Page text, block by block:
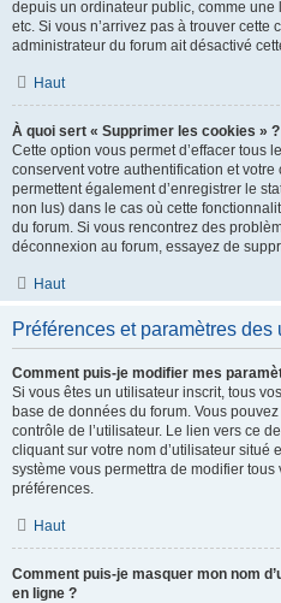
depuis un ordinateur public, comme
etc. Si vous n’arrivez pas à trouver cette
administrateur du forum ait désactivé
Haut
À quoi sert « Supprimer les cookies » ?
Cette option vous permet d’effacer tous
conservent votre authentification et
permettent également d’enregistrer le
non lus) dans le cas où cette
du forum. Si vous rencontrez des
déconnexion au forum, essayez de
Haut
Préférences et paramètres des
Comment puis-je modifier mes
Si vous êtes un utilisateur inscrit, tous
base de données du forum. Vous
contrôle de l’utilisateur. Le lien vers ce
cliquant sur votre nom d’utilisateur situé
système vous permettra de modifier
préférences.
Haut
Comment puis-je masquer mon nom
en ligne ?